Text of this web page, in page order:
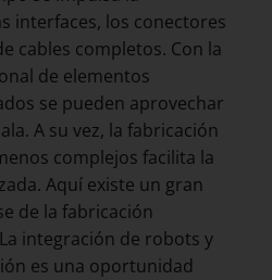
interfaces, los conectores
cables completos. Con la
de elementos
se pueden aprovechar
A su vez, la fabricación
complejos facilita la
Aquí existe un gran
de la fabricación
integración de robots y
es una oportunidad